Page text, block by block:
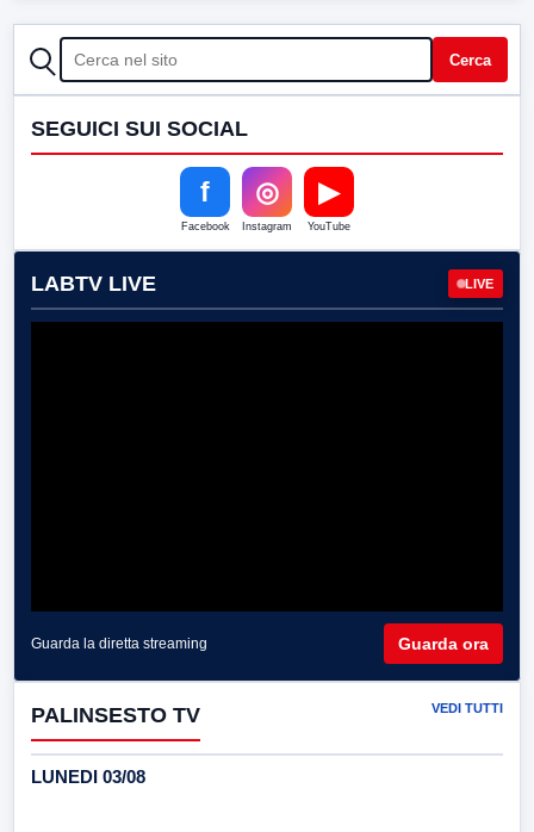
CERCA Cerca
SEGUICI SUI SOCIAL
f
Facebook
◎
Instagram
▶
YouTube
LABTV LIVE LIVE
Guarda la diretta streaming Guarda ora
PALINSESTO TV VEDI TUTTI
LUNEDI 03/08